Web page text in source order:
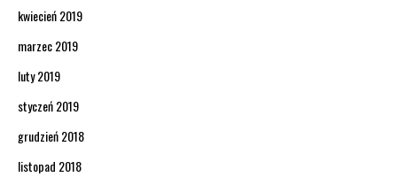
kwiecień 2019
marzec 2019
luty 2019
styczeń 2019
grudzień 2018
listopad 2018